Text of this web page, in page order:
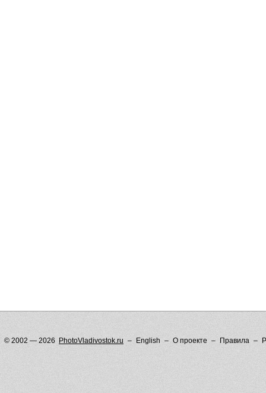
© 2002 — 2026 PhotoVladivostok.ru English О проекте Правила